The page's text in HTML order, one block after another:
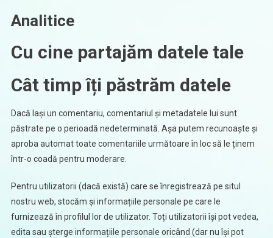
Analitice
Cu cine partajăm datele tale
Cât timp îți păstrăm datele
Dacă lași un comentariu, comentariul și metadatele lui sunt
păstrate pe o perioadă nedeterminată. Așa putem recunoaște și
aproba automat toate comentariile următoare în loc să le ținem
într-o coadă pentru moderare.
Pentru utilizatorii (dacă există) care se înregistrează pe situl
nostru web, stocăm și informațiile personale pe care le
furnizează în profilul lor de utilizator. Toți utilizatorii își pot vedea,
edita sau șterge informațiile personale oricând (dar nu își pot